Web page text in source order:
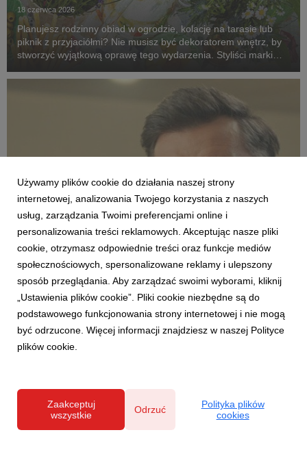
18 czerwca 2026
Planujesz rodzinny obiad w ogrodzie, kolację na tarasie lub
piknik z przyjaciółmi? Nie musisz być dekoratorem wnętrz, by
stworzyć wyjątkową oprawę tego wydarzenia. Styliści marki
zmienią zwykłe spotkanie na świeżym ...
AKTUALNOŚCI
Modne, stylowe, ładne – nie zawsze drogie.
Agata o różnych kategoriach cenowych
produktów w nowej reklamie
12 czerwca 2026
Percepcja wysokiej ceny nie zawsze jest zgodna z
rzeczywistością – szczególnie jeśli mowa o wystroju wnętrz. Do
tej znanej z życia sytuacji odwołuje się w najnowszej reklamie
Używamy plików cookie do działania naszej strony
internetowej, analizowania Twojego korzystania z naszych
usług, zarządzania Twoimi preferencjami online i
personalizowania treści reklamowych. Akceptując nasze pliki
cookie, otrzymasz odpowiednie treści oraz funkcje mediów
społecznościowych, spersonalizowane reklamy i ulepszony
sposób przeglądania. Aby zarządzać swoimi wyborami, kliknij
„Ustawienia plików cookie”. Pliki cookie niezbędne są do
podstawowego funkcjonowania strony internetowej i nie mogą
być odrzucone. Więcej informacji znajdziesz w naszej Polityce
plików cookie.
Zaakceptuj
wszystkie
Odrzuć
Polityka plików
cookies